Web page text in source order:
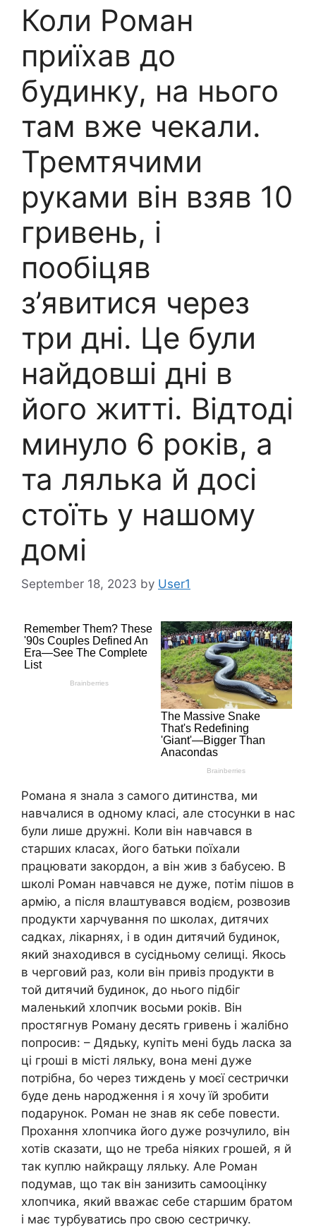
Коли Роман
приїхав до
будинку, на нього
там вже чекали.
Тремтячими
руками він взяв 10
гривень, і
пообіцяв
з’явитися через
три дні. Це були
найдовші дні в
його житті. Відтоді
минуло 6 років, а
та лялька й досі
стоїть у нашому
домі
September 18, 2023 by User1
Романа я знала з самого дитинства, ми
навчалися в одному класі, але стосунки в нас
були лише дружні. Коли він навчався в
старших класах, його батьки поїхали
працювати закордон, а він жив з бабусею. В
школі Роман навчався не дуже, потім пішов в
армію, а після влаштувався водієм, розвозив
продукти харчування по школах, дитячих
садках, лікарнях, і в один дитячий будинок,
який знаходився в сусідньому селищі. Якось
в черговий раз, коли він привіз продукти в
той дитячий будинок, до нього підбіг
маленький хлопчик восьми років. Він
простягнув Роману десять гривень і жалібно
попросив: – Дядьку, купіть мені будь ласка за
ці гроші в місті ляльку, вона мені дуже
потрібна, бо через тиждень у моєї сестрички
буде день народження і я хочу їй зробити
подарунок. Роман не знав як себе повести.
Прохання хлопчика його дуже розчулило, він
хотів сказати, що не треба ніяких грошей, я й
так куплю найкращу ляльку. Але Роман
подумав, що так він занизить самооцінку
хлопчика, який вважає себе старшим братом
і має турбуватись про свою сестричку.